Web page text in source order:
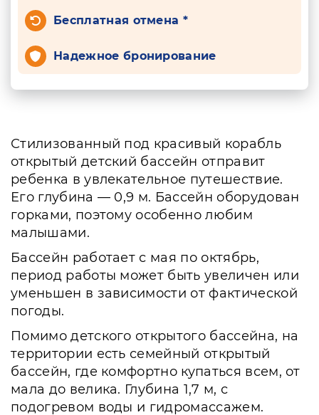
Бесплатная отмена *
Надежное бронирование
Стилизованный под красивый корабль
открытый детский бассейн отправит
ребенка в увлекательное путешествие.
Его глубина — 0,9 м. Бассейн оборудован
горками, поэтому особенно любим
малышами.
Бассейн работает с мая по октябрь,
период работы может быть увеличен или
уменьшен в зависимости от фактической
погоды.
Помимо детского открытого бассейна, на
территории есть семейный открытый
бассейн, где комфортно купаться всем, от
мала до велика. Глубина 1,7 м, с
подогревом воды и гидромассажем.